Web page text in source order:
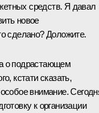
средств. Я давал
новое
сделано? Доложите.
о подрастающем
кстати сказать,
внимание.
к организации